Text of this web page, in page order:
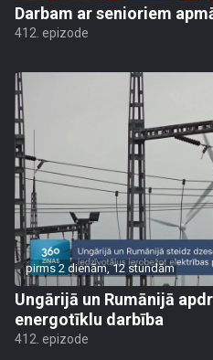
Darbam ar senioriem
412. epizode
pirms 2 dienām, 12 stundām
Ungārijā un Rumānijā
energotīklu darbība
412. epizode